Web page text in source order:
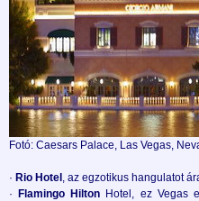
Fotó: Caesars Palace, Las Vegas,
· Rio Hotel , az egzotikus hangulatot
·
Flamingo Hilton Hotel, ez Vegas